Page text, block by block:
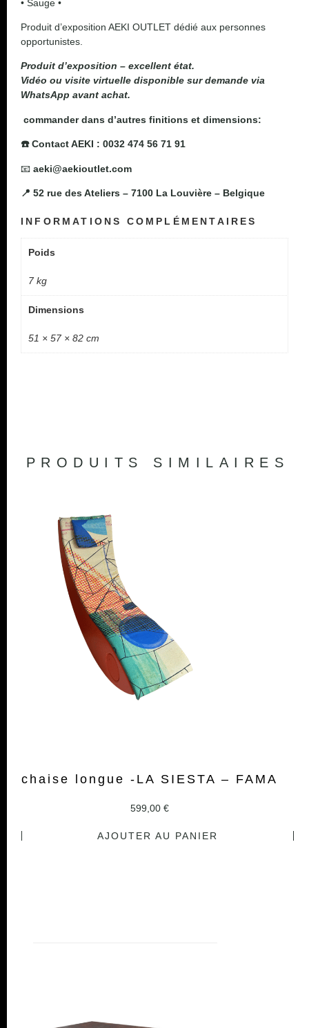
INFORMATIONS COMPLÉMENTAIRES
Poids
7 kg
Dimensions
51 × 57 × 82 cm
• Sauge •
Produit d’exposition AEKI OUTLET dédié aux personnes
opportunistes.
Produit d’exposition – excellent état.
Vidéo ou visite virtuelle disponible sur demande via
WhatsApp avant achat.
commander dans d’autres finitions et dimensions:
☎️ Contact AEKI : 0032 474 56 71 91
📧 aeki@aekioutlet.com
📍 52 rue des Ateliers – 7100 La Louvière – Belgique
PRODUITS SIMILAIRES
chaise longue -LA SIESTA – FAMA
599,00€
AJOUTER AU PANIER